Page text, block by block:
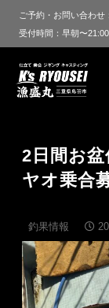
ご予約・お問い合わせ：
受付時間：早朝〜
2日間お
ヤオ乗合
釣果情報